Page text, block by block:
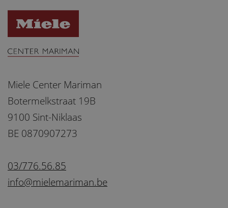
Miele Center Mariman
Botermelkstraat 19B
9100 Sint-Niklaas
BE 0870907273
03/776.56.85
info@mielemariman.be